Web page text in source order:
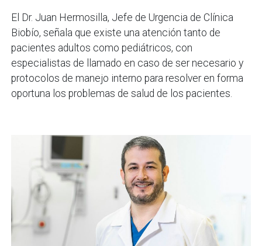
El Dr. Juan Hermosilla, Jefe de Urgencia de Clínica
Biobío, señala que existe una atención tanto de
pacientes adultos como pediátricos, con
especialistas de llamado en caso de ser necesario y
protocolos de manejo interno para resolver en forma
oportuna los problemas de salud de los pacientes.